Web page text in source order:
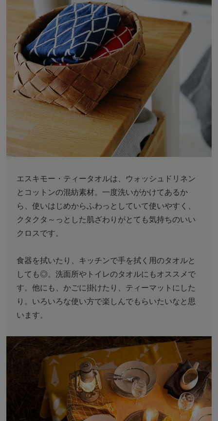
エスキモー・ティータオルは、ウォッシュドリネン
とコットンの混紡素材。一度洗いがかけてあるか
ら、使いはじめからふわっとしていて使いやすく、
クタクタ～っとした肌ざわりがとても気持ちのいい
クロスです。
食器を拭いたり、キッチンで手を拭く用のタオルと
しても◎。洗面所やトイレのタオルにもオススメで
す。他にも、かごに掛けたり、ティーマットにした
り。いろいろな使い方で楽しんでもらいたいなと思
います。